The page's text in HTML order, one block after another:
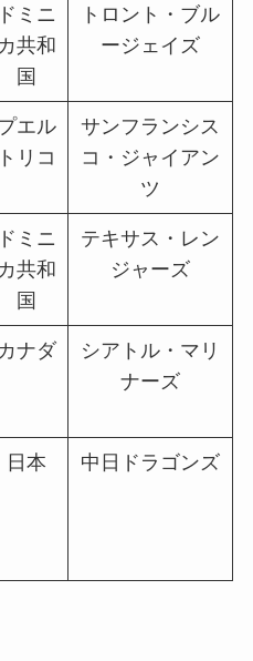
ドミニ
カ共和
国
トロント・ブル
ージェイズ
エル
トリコ
サンフランシス
コ・ジャイアン
ツ
ドミニ
カ共和
国
テキサス・レン
ジャーズ
カナダ
シアトル・マリ
ナーズ
日本 中日ドラゴンズ